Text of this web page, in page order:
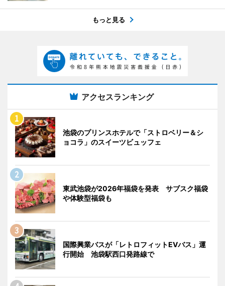
もっと見る
アクセスランキング
池袋のプリンスホテルで「ストロベリー＆シ
ョコラ」のスイーツビュッフェ
東武池袋が2026年福袋を発表 サブスク福袋
や体験型福袋も
国際興業バスが「レトロフィットEVバス」運
行開始 池袋駅西口発路線で